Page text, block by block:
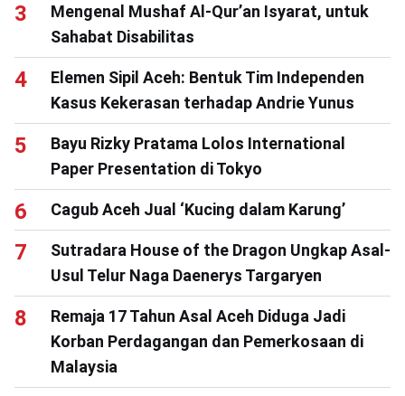
Mengenal Mushaf Al-Qur’an Isyarat, untuk
Sahabat Disabilitas
Elemen Sipil Aceh: Bentuk Tim Independen
Kasus Kekerasan terhadap Andrie Yunus
Bayu Rizky Pratama Lolos International
Paper Presentation di Tokyo
Cagub Aceh Jual ‘Kucing dalam Karung’
Sutradara House of the Dragon Ungkap Asal-
Usul Telur Naga Daenerys Targaryen
Remaja 17 Tahun Asal Aceh Diduga Jadi
Korban Perdagangan dan Pemerkosaan di
Malaysia